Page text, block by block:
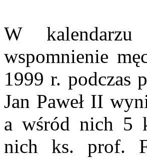
W
wspomnienie
1999 r. podczas
Jan Paweł II
a wśród nich 5
nich ks. prof.